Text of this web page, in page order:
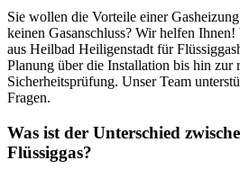
Sie wollen die Vorteile einer
keinen Gasanschluss? Wir helfen
aus Heilbad Heiligenstadt für
Planung über die Installation bis hin zur
Sicherheitsprüfung. Unser Team
Fragen.
Was ist der Unterschied
Flüssiggas?